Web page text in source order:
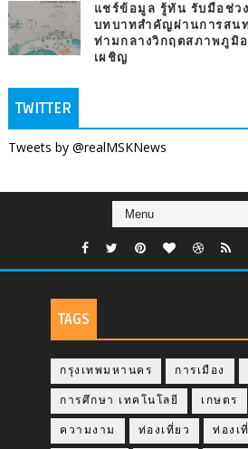
แชร์ข้อมูล รู้ทัน รับมือช่
บทบาทสำคัญผ่านการสน
ท่ามกลางวิกฤตสภาพภูมิ
เผชิญ
TWITTER
Tweets by @realMSKNews
TAGS
กรุงเทพมหานคร การเมือง
การศึกษา เทคโนโลยี เกษตร
ความงาม ท่องเที่ยว ท่องเ